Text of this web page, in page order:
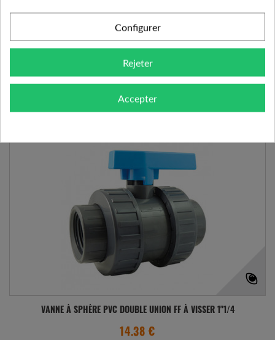
VOIR LE PRODUIT
VANNE À SPHÈRE PVC DOUBLE UNION FF À VISSER 1"1/4
14.38 €
Configurer
Rejeter
Accepter